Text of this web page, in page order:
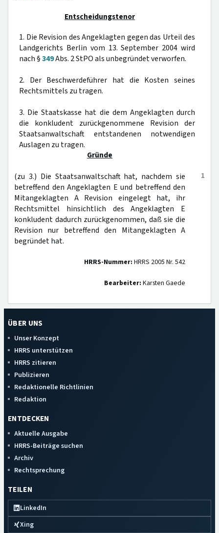
Entscheidungstenor
1. Die Revision des Angeklagten gegen das Urteil des
Landgerichts Berlin vom 13. September 2004 wird
nach §349Abs. 2 StPO als unbegründet verworfen.
2. Der Beschwerdeführer hat die Kosten seines
Rechtsmittels zu tragen.
3. Die Staatskasse hat die dem Angeklagten durch
die konkludent zurückgenommene Revision der
Staatsanwaltschaft entstandenen notwendigen
Auslagen zu tragen.
Gründe
1
(zu 3.) Die Staatsanwaltschaft hat, nachdem sie
betreffend den Angeklagten E und betreffend den
Mitangeklagten A Revision eingelegt hat, ihr
Rechtsmittel hinsichtlich des Angeklagten E
konkludent dadurch zurückgenommen, daß sie die
Revision nur betreffend den Mitangeklagten A
begründet hat.
HRRS-Nummer: HRRS 2005 Nr. 542
Bearbeiter: Karsten Gaede
ÜBER UNS
Unser Konzept
HRRS unterstützen
HRRS zitieren
Publizieren
Redaktionelle Richtlinien
Redaktion
ENTDECKEN
Aktuelle Ausgabe
HRRS-Beiträge suchen
Archiv
Rechtsprechung
TEILEN
LinkedIn
Xing